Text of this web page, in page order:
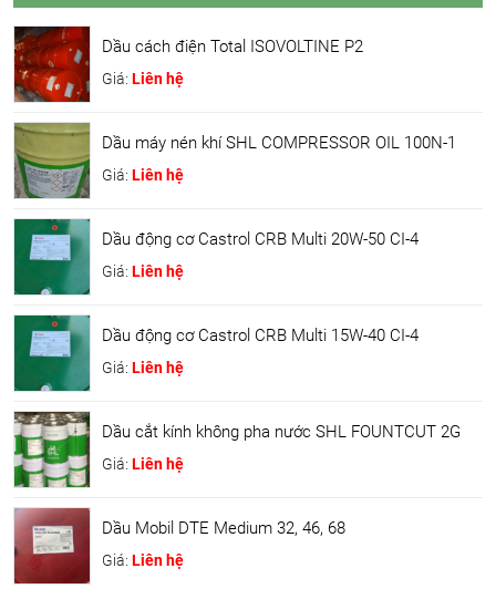
Dầu cách điện Total ISOVOLTINE P2
Giá: Liên hệ
Dầu máy nén khí SHL COMPRESSOR OIL 100N-1
Giá: Liên hệ
Dầu động cơ Castrol CRB Multi 20W-50 CI-4
Giá: Liên hệ
Dầu động cơ Castrol CRB Multi 15W-40 CI-4
Giá: Liên hệ
Dầu cắt kính không pha nước SHL FOUNTCUT 2G
Giá: Liên hệ
Dầu Mobil DTE Medium 32, 46, 68
Giá: Liên hệ